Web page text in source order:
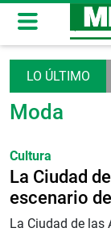
extiende el control
Moda
Cultura
La Ciudad
escenario
La Ciudad de las